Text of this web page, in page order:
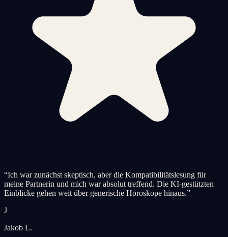
“Ich war zunächst skeptisch, aber die Kompatibilitätslesung für
meine Partnerin und mich war absolut treffend. Die KI-gestützten
Einblicke gehen weit über generische Horoskope hinaus.”
J
Jakob L.